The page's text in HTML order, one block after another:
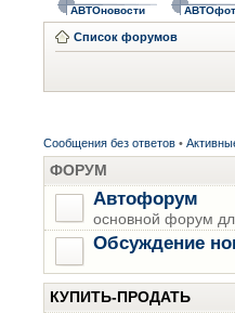
АВТОновости
Список форумов
Сообщения без ответов •
ФОРУМ
Автофорум
основной форум
Обсуждение
КУПИТЬ-ПРОДАТЬ